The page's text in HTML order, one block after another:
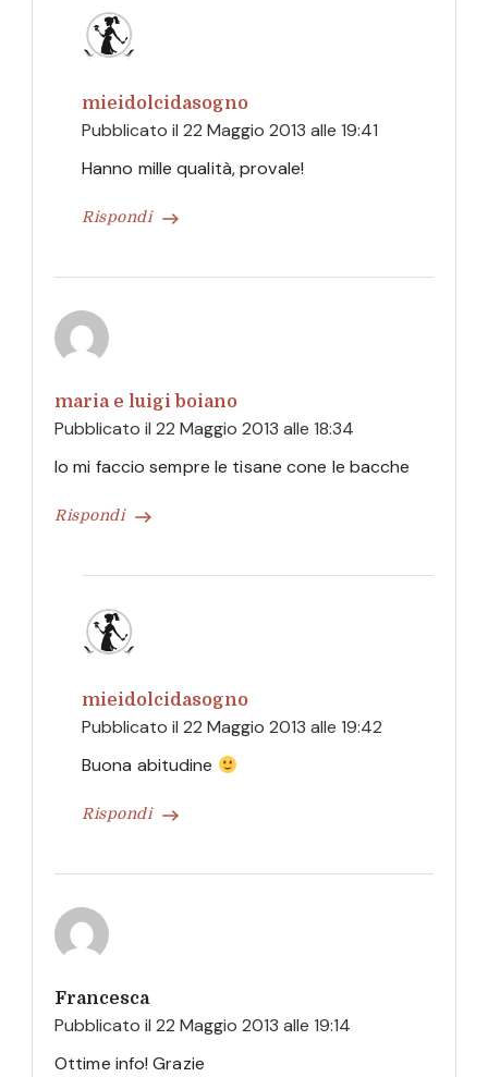
mieidolcidasogno
Pubblicato il 22 Maggio 2013 alle 19:41
Rispondi
Hanno mille qualità, provale!
maria e luigi boiano
Pubblicato il 22 Maggio 2013 alle 18:34
Rispondi
Io mi faccio sempre le tisane cone le bacche
mieidolcidasogno
Pubblicato il 22 Maggio 2013 alle 19:42
Rispondi
Buona abitudine
Francesca
Pubblicato il 22 Maggio 2013 alle 19:14
Ottime info! Grazie